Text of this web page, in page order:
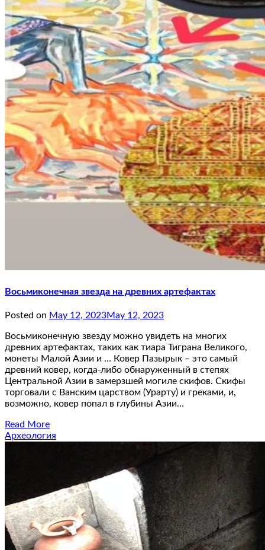
Восьмиконечная звезда на древних артефактах
Posted on May 12, 2023May 12, 2023
Восьмиконечную звезду можно увидеть на многих
древних артефактах, таких как тиара Тиграна Великого,
монеты Малой Азии и … Ковер Пазырык – это самый
древний ковер, когда-либо обнаруженный в степях
Центральной Азии в замерзшей могиле скифов. Скифы
торговали с Ванским царством (Урарту) и греками, и,
возможно, ковер попал в глубины Азии…
Read More
Археология